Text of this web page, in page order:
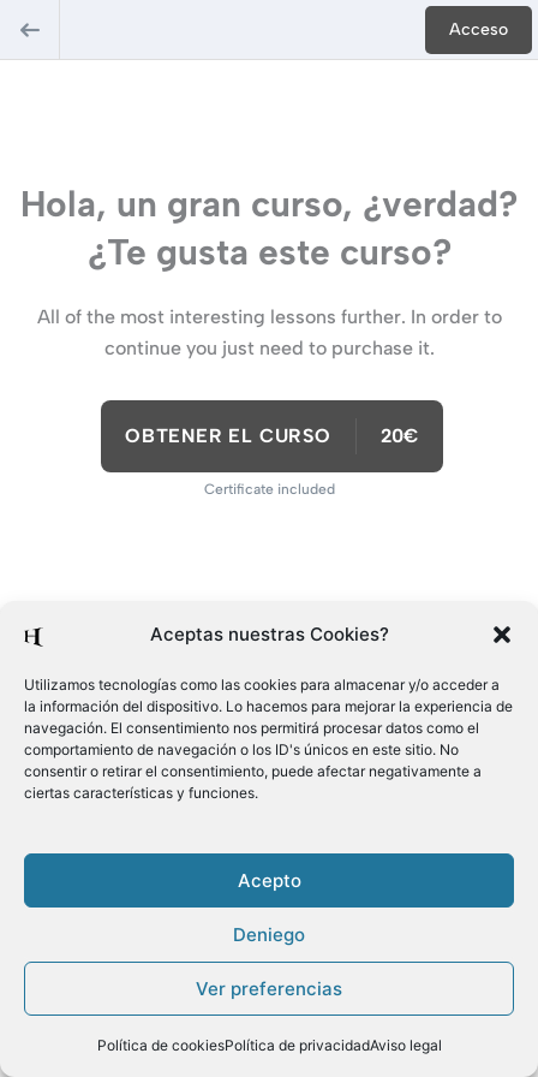
Aceptas nuestras Cookies?
Utilizamos tecnologías como las cookies para almacenar y/o acceder a
la información del dispositivo. Lo hacemos para mejorar la experiencia de
navegación. El consentimiento nos permitirá procesar datos como el
comportamiento de navegación o los ID's únicos en este sitio. No
consentir o retirar el consentimiento, puede afectar negativamente a
ciertas características y funciones.
Acepto
Deniego
Ver preferencias
Política de cookiesPolítica de privacidadAviso legal
Acceso
Hola, un gran curso, ¿verdad?
¿Te gusta este curso?
All of the most interesting lessons further. In order to
continue you just need to purchase it.
OBTENER EL CURSO 20€
Certificate included